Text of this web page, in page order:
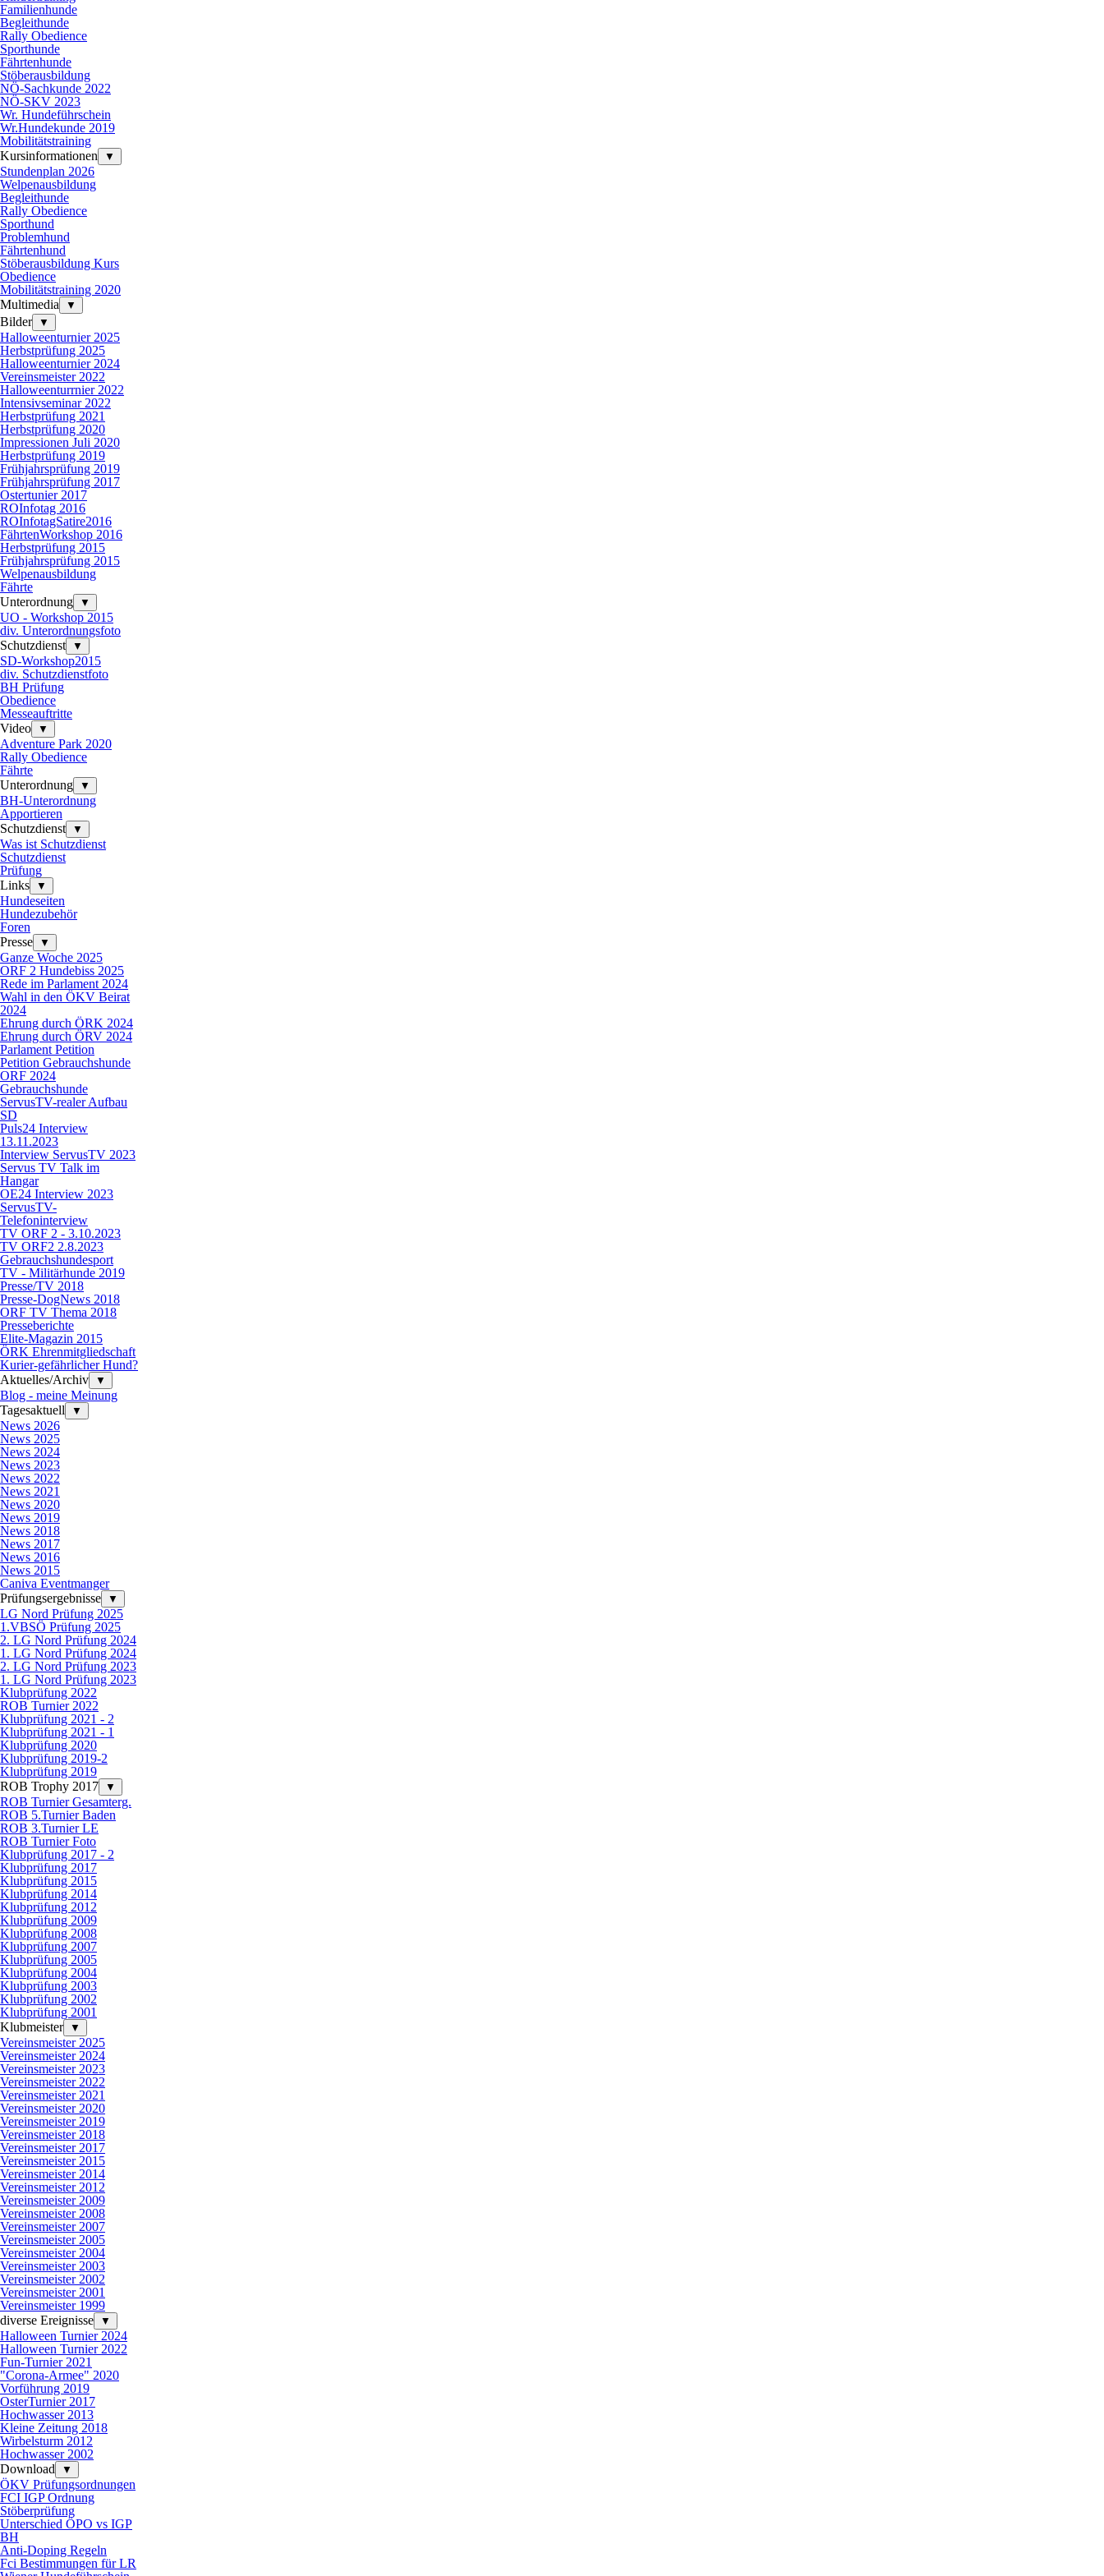
Familienhunde
Begleithunde
Rally Obedience
Sporthunde
Fährtenhunde
Stöberausbildung
NÖ-Sachkunde 2022
NÖ-SKV 2023
Wr. Hundeführschein
Wr.Hundekunde 2019
Mobilitätstraining
Kursinformationen
▼
Stundenplan 2026
Welpenausbildung
Begleithunde
Rally Obedience
Sporthund
Problemhund
Fährtenhund
Stöberausbildung Kurs
Obedience
Mobilitätstraining 2020
Multimedia
▼
Bilder ▼
Halloweenturnier 2025
Herbstprüfung 2025
Halloweenturnier 2024
Vereinsmeister 2022
Halloweenturrnier 2022
Intensivseminar 2022
Herbstprüfung 2021
Herbstprüfung 2020
Impressionen Juli 2020
Herbstprüfung 2019
Frühjahrsprüfung 2019
Frühjahrsprüfung 2017
Ostertunier 2017
ROInfotag 2016
ROInfotagSatire2016
FährtenWorkshop 2016
Herbstprüfung 2015
Frühjahrsprüfung 2015
Welpenausbildung
Fährte
Unterordnung
▼
UO - Workshop 2015
div. Unterordnungsfoto
Schutzdienst
▼
SD-Workshop2015
div. Schutzdienstfoto
BH Prüfung
Obedience
Messeauftritte
Video
▼
Adventure Park 2020
Rally Obedience
Fährte
Unterordnung
▼
BH-Unterordnung
Apportieren
Schutzdienst
▼
Was ist Schutzdienst
Schutzdienst
Prüfung
Links
▼
Hundeseiten
Hundezubehör
Foren
Presse
▼
Ganze Woche 2025
ORF 2 Hundebiss 2025
Rede im Parlament 2024
Wahl in den ÖKV Beirat
2024
Ehrung durch ÖRK 2024
Ehrung durch ÖRV 2024
Parlament Petition
Petition Gebrauchshunde
ORF 2024
Gebrauchshunde
ServusTV-realer Aufbau
SD
Puls24 Interview
13.11.2023
Interview ServusTV 2023
Servus TV Talk im
Hangar
OE24 Interview 2023
ServusTV-
Telefoninterview
TV ORF 2 - 3.10.2023
TV ORF2 2.8.2023
Gebrauchshundesport
TV - Militärhunde 2019
Presse/TV 2018
Presse-DogNews 2018
ORF TV Thema 2018
Presseberichte
Elite-Magazin 2015
ÖRK Ehrenmitgliedschaft
Kurier-gefährlicher Hund?
Aktuelles/Archiv
▼
Blog - meine Meinung
Tagesaktuell
▼
News 2026
News 2025
News 2024
News 2023
News 2022
News 2021
News 2020
News 2019
News 2018
News 2017
News 2016
News 2015
Caniva Eventmanger
Prüfungsergebnisse
▼
LG Nord Prüfung 2025
1.VBSÖ Prüfung 2025
2. LG Nord Prüfung 2024
1. LG Nord Prüfung 2024
2. LG Nord Prüfung 2023
1. LG Nord Prüfung 2023
Klubprüfung 2022
ROB Turnier 2022
Klubprüfung 2021 - 2
Klubprüfung 2021 - 1
Klubprüfung 2020
Klubprüfung 2019-2
Klubprüfung 2019
ROB Trophy 2017
▼
ROB Turnier Gesamterg.
ROB 5.Turnier Baden
ROB 3.Turnier LE
ROB Turnier Foto
Klubprüfung 2017 - 2
Klubprüfung 2017
Klubprüfung 2015
Klubprüfung 2014
Klubprüfung 2012
Klubprüfung 2009
Klubprüfung 2008
Klubprüfung 2007
Klubprüfung 2005
Klubprüfung 2004
Klubprüfung 2003
Klubprüfung 2002
Klubprüfung 2001
Klubmeister
▼
Vereinsmeister 2025
Vereinsmeister 2024
Vereinsmeister 2023
Vereinsmeister 2022
Vereinsmeister 2021
Vereinsmeister 2020
Vereinsmeister 2019
Vereinsmeister 2018
Vereinsmeister 2017
Vereinsmeister 2015
Vereinsmeister 2014
Vereinsmeister 2012
Vereinsmeister 2009
Vereinsmeister 2008
Vereinsmeister 2007
Vereinsmeister 2005
Vereinsmeister 2004
Vereinsmeister 2003
Vereinsmeister 2002
Vereinsmeister 2001
Vereinsmeister 1999
diverse Ereignisse
▼
Halloween Turnier 2024
Halloween Turnier 2022
Fun-Turnier 2021
"Corona-Armee" 2020
Vorführung 2019
OsterTurnier 2017
Hochwasser 2013
Kleine Zeitung 2018
Wirbelsturm 2012
Hochwasser 2002
Download
▼
ÖKV Prüfungsordnungen
FCI IGP Ordnung
Stöberprüfung
Unterschied ÖPO vs IGP
BH
Anti-Doping Regeln
Fci Bestimmungen für LR